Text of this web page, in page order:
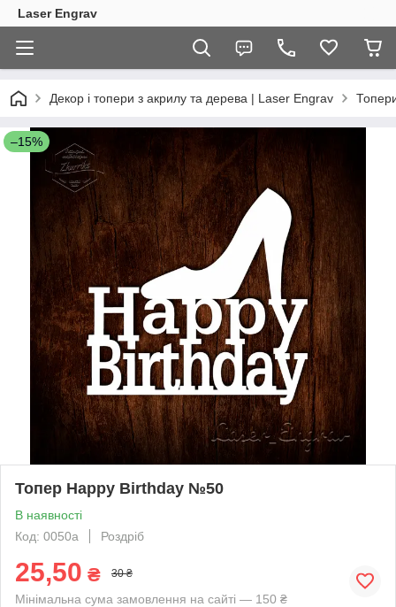
Laser Engrav
Декор і топери з акрилу та дерева | Laser Engrav
–15%
Топер Happy Birthday №50
В наявності
Код: 0050a
Роздріб
25,50 ₴ 30 ₴
Мінімальна сума замовлення на сайті — 150 ₴